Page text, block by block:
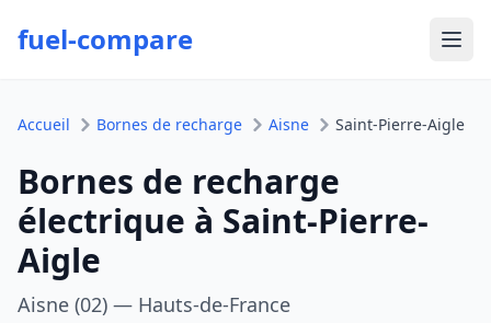
fuel-compare
Accueil Bornes de recharge Aisne Saint-Pierre-Aigle
Bornes de recharge
électrique à Saint-Pierre-
Aigle
Aisne (02) — Hauts-de-France